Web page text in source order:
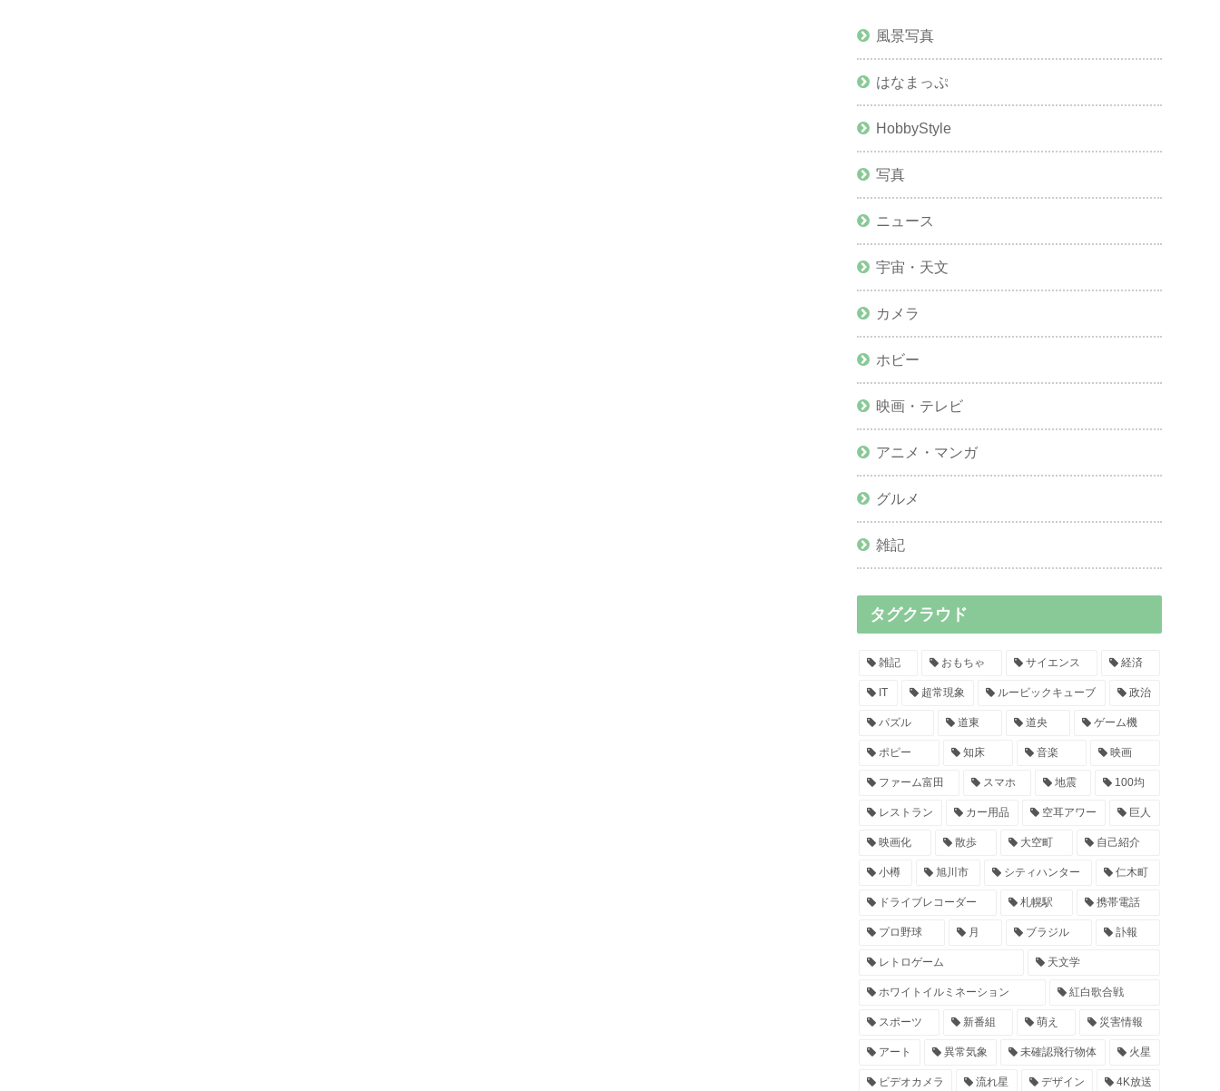
風景写真
はなまっぷ
HobbyStyle
写真
ニュース
宇宙・天文
カメラ
ホビー
映画・テレビ
アニメ・マンガ
グルメ
雑記
タグクラウド
雑記 おもちゃ サイエンス 経済
IT 超常現象 ルービックキューブ 政治
パズル 道東 道央 ゲーム機
ポピー 知床 音楽 映画
ファーム富田 スマホ 地震 100均
レストラン カー用品 空耳アワー 巨人
映画化 散歩 大空町 自己紹介
小樽 旭川市 シティハンター 仁木町
ドライブレコーダー 札幌駅 携帯電話
プロ野球 月 ブラジル 訃報
レトロゲーム 天文学
ホワイトイルミネーション 紅白歌合戦
スポーツ 新番組 萌え 災害情報
アート 異常気象 未確認飛行物体 火星
ビデオカメラ 流れ星 デザイン 4K放送